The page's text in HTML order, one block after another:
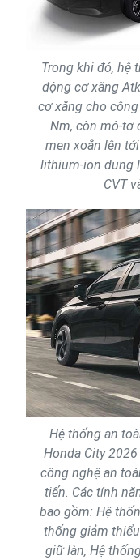
Trong khi đó, hệ
động cơ xăng
cơ xăng cho
Nm, còn mô-tơ
men xoắn lên
lithium-ion dung
CVT
Hệ thống an
Honda City
công nghệ an
tiến. Các tính
bao gồm: Hệ
thống giảm
giữ làn, Hệ